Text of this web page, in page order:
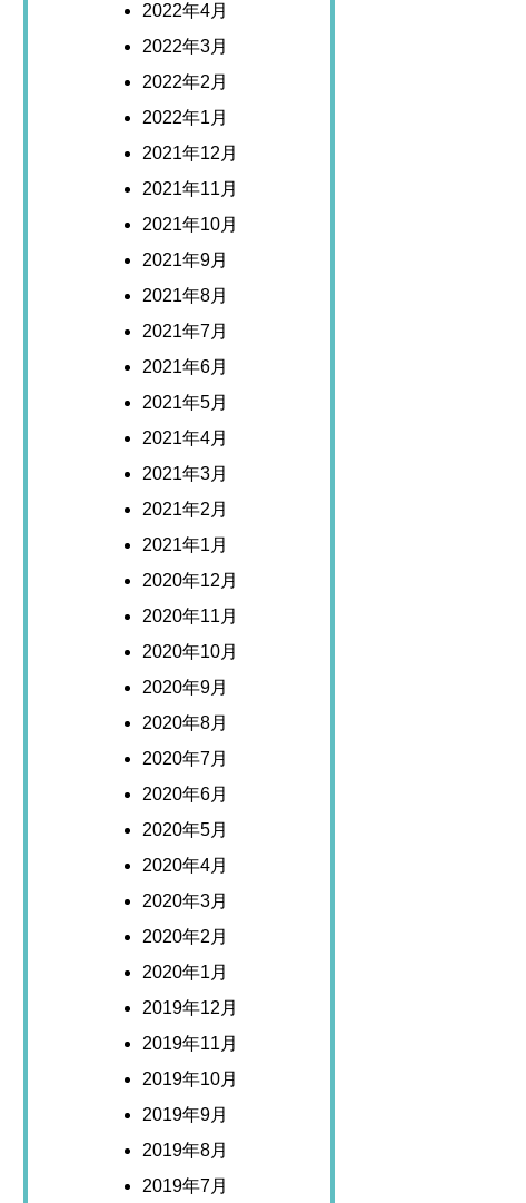
2022年4月
2022年3月
2022年2月
2022年1月
2021年12月
2021年11月
2021年10月
2021年9月
2021年8月
2021年7月
2021年6月
2021年5月
2021年4月
2021年3月
2021年2月
2021年1月
2020年12月
2020年11月
2020年10月
2020年9月
2020年8月
2020年7月
2020年6月
2020年5月
2020年4月
2020年3月
2020年2月
2020年1月
2019年12月
2019年11月
2019年10月
2019年9月
2019年8月
2019年7月